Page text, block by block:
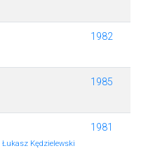
1982
1985
Łukasz Kędzielewski
1981